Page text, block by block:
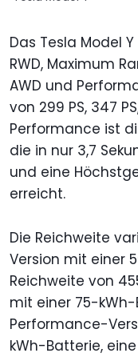
Das Tesla Model
RWD, Maximum
AWD und
von 299 PS, 347
Performance ist
die in nur 3,7
und eine
erreicht.
Die Reichweite
Version mit einer
Reichweite von
mit einer 75-
Performance-
kWh-Batterie,